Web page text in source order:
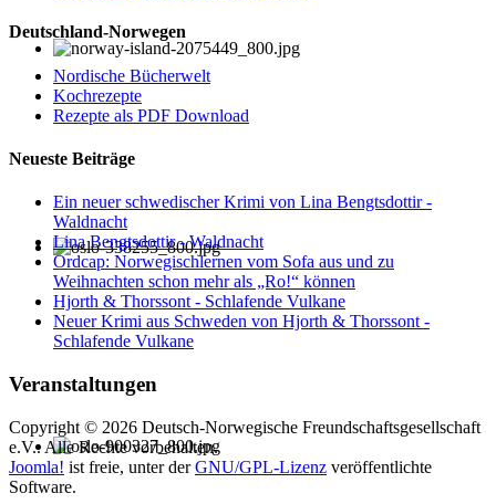
Deutschland-Norwegen
Nordische Bücherwelt
Kochrezepte
Rezepte als PDF Download
Neueste Beiträge
Ein neuer schwedischer Krimi von Lina Bengtsdottir -
Waldnacht
Lina Bengtsdottir - Waldnacht
Ordcap: Norwegischlernen vom Sofa aus und zu
Weihnachten schon mehr als „Ro!“ können
Hjorth & Thorssont - Schlafende Vulkane
Neuer Krimi aus Schweden von Hjorth & Thorssont -
Schlafende Vulkane
Veranstaltungen
Copyright © 2026 Deutsch-Norwegische Freundschaftsgesellschaft
e.V.. Alle Rechte vorbehalten.
Joomla! ist freie, unter derGNU/GPL-Lizenz veröffentlichte
Software.